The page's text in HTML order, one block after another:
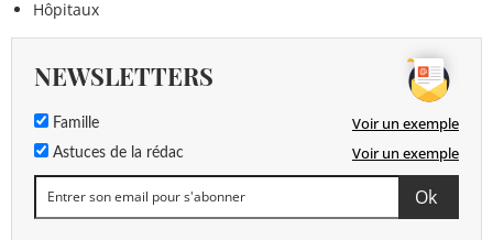
Hôpitaux
NEWSLETTERS
Famille Voir un exemple
Astuces de la rédac Voir un exemple